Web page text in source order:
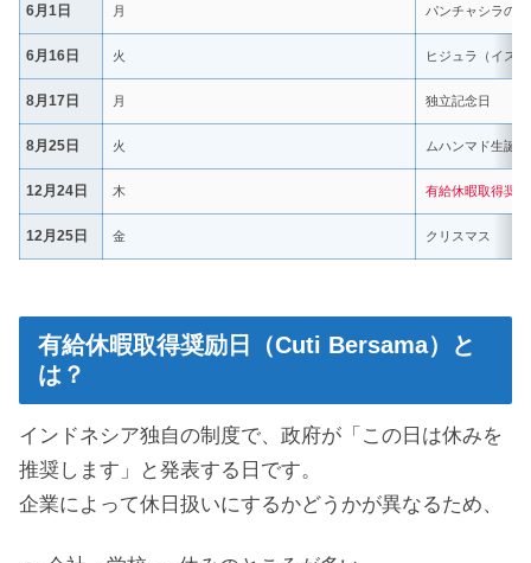
6月1日 月 パンチャシラの日
6月16日 火 ヒジュラ（イス
8月17日 月 独立記念日
8月25日 火 ムハンマド生誕祭
12月24日 木 有給休暇取得奨
12月25日 金 クリスマス
有給休暇取得奨励日（Cuti Bersama）と
は？
インドネシア独自の制度で、政府が「この日は休みを
推奨します」と発表する日です。
企業によって休日扱いにするかどうかが異なるため、